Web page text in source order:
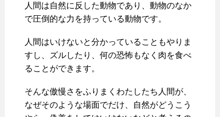
人間は自然に反した動物であり、動物のなか
で圧倒的な力を持っている動物です。
人間はいけないと分かっていることもやりま
すし、ズルしたり、何の恐怖もなく肉を食べ
ることができます。
そんな傲慢さをふりまくわたしたち人間が、
なぜそのような場面でだけ、自然がどうこう